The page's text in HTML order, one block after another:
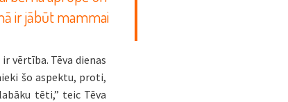
ir jābūt mammai
vērtība. Tēva dienas
šo aspektu, proti,
tēti,” teic Tēva